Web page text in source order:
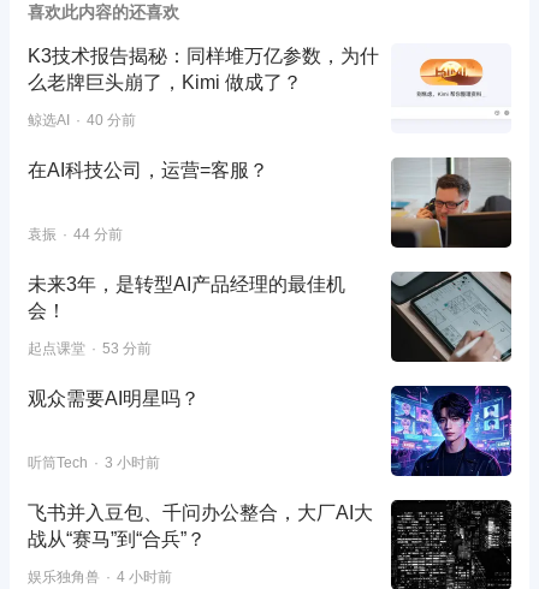
喜欢此内容的还喜欢
K3技术报告揭秘：同样堆万亿参数，为什
么老牌巨头崩了，Kimi 做成了？
鲸选AI 40 分前
在AI科技公司，运营=客服？
袁振 44 分前
未来3年，是转型AI产品经理的最佳机
会！
起点课堂 53 分前
观众需要AI明星吗？
听筒Tech 3 小时前
飞书并入豆包、千问办公整合，大厂AI大
战从“赛马”到“合兵”？
娱乐独角兽 4 小时前